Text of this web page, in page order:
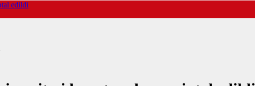
edildi